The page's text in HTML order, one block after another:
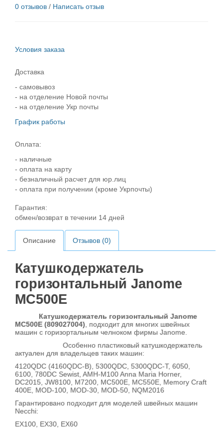
0 отзывов / Написать отзыв
Условия заказа
Доставка
- самовывоз
- на отделение Новой почты
- на отделение Укр почты
График работы
Оплата:
- наличные
- оплата на карту
- безналичный расчет для юр.лиц
- оплата при получении (кроме Укрпочты)
Гарантия:
обмен/возврат в течении 14 дней
Описание Отзывов (0)
Катушкодержатель
горизонтальный Janome
MC500E
Катушкодержатель горизонтальный Janome
MC500E (809027004) , подходит для многих швейных
машин с горизортальным челноком фирмы Janome.
Особенно пластиковый катушкодержатель
актуален для владельцев таких машин:
4120QDC (4160QDC-B), 5300QDC, 5300QDC-T, 6050,
6100, 780DC Sewist, AMH-M100 Anna Maria Horner,
DC2015, JW8100, M7200, MC500E, MC550E, Memory Craft
400E, MOD-100, MOD-30, MOD-50, NQM2016
Гарантировано подходит для моделей швейных машин
Necchi:
EX100, EX30, EX60